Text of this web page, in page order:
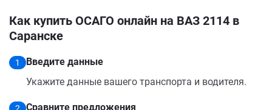
Как купить ОСАГО онлайн на ВАЗ 2114 в
Саранске
1
Введите данные
Укажите данные вашего транспорта и водителя.
Сравните предложения